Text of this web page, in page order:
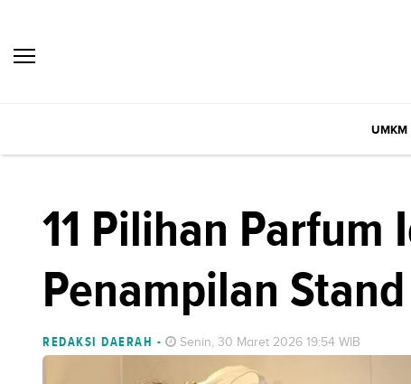
UMKM
11 Pilihan Parfum
Penampilan
REDAKSI DAERAH - Senin, 30 Maret 2026 19:54 WIB